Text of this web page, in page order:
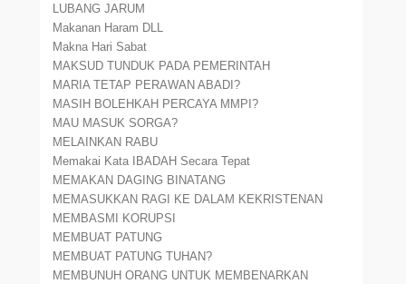
LUBANG JARUM
Makanan Haram DLL
Makna Hari Sabat
MAKSUD TUNDUK PADA PEMERINTAH
MARIA TETAP PERAWAN ABADI?
MASIH BOLEHKAH PERCAYA MMPI?
MAU MASUK SORGA?
MELAINKAN RABU
Memakai Kata IBADAH Secara Tepat
MEMAKAN DAGING BINATANG
MEMASUKKAN RAGI KE DALAM KEKRISTENAN
MEMBASMI KORUPSI
MEMBUAT PATUNG
MEMBUAT PATUNG TUHAN?
MEMBUNUH ORANG UNTUK MEMBENARKAN